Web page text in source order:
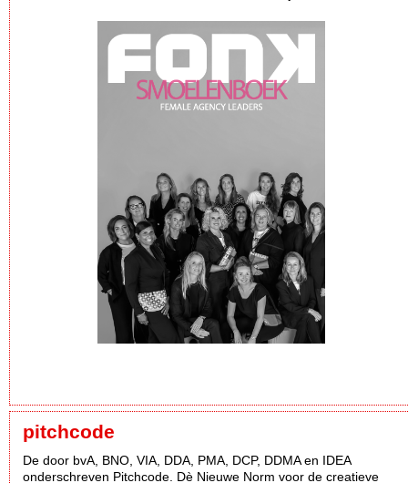
pitchcode
De door bvA, BNO, VIA, DDA, PMA, DCP, DDMA en IDEA
onderschreven Pitchcode. Dè Nieuwe Norm voor de creatieve